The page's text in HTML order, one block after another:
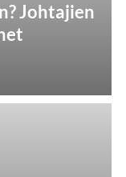
Johtajien